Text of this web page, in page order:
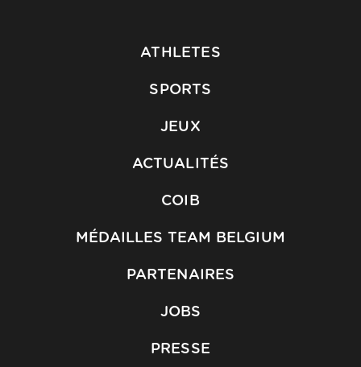
ATHLETES
SPORTS
JEUX
ACTUALITÉS
COIB
MÉDAILLES TEAM BELGIUM
PARTENAIRES
JOBS
PRESSE